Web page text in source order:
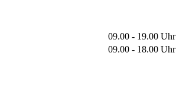
09.00 - 19.00 Uhr
09.00 - 18.00 Uhr